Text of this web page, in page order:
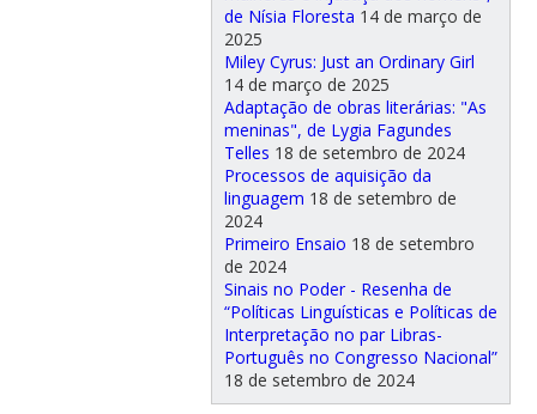
de Nísia Floresta 14 de março de
2025
Miley Cyrus: Just an Ordinary Girl
14 de março de 2025
Adaptação de obras literárias: "As
meninas", de Lygia Fagundes
Telles 18 de setembro de 2024
Processos de aquisição da
linguagem 18 de setembro de
2024
Primeiro Ensaio 18 de setembro
de 2024
Sinais no Poder - Resenha de
“Políticas Linguísticas e Políticas de
Interpretação no par Libras-
Português no Congresso Nacional”
18 de setembro de 2024